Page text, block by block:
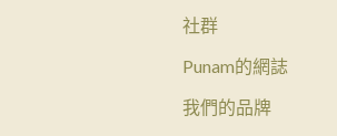
社群
Punam的網誌
我們的品牌